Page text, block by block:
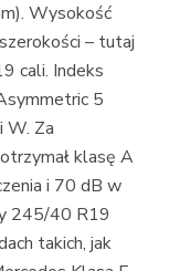
Wysokość
– tutaj
cali. Indeks
5
W. Za
klasę A
i 70 dB w
245/40 R19
takich, jak